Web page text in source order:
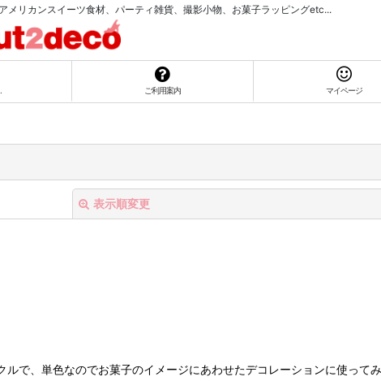
メリカンスイーツ食材、パーティ雑貨、撮影小物、お菓子ラッピングetc...
ご利用案内 マイページ
表示順変更
絞り込む
で、単色なのでお菓子のイメージにあわせたデコレーションに使って